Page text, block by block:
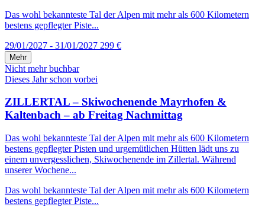
Das wohl bekannteste Tal der Alpen mit mehr als 600 Kilometern
bestens gepflegter Piste...
29/01/2027 - 31/01/2027 299 €
Mehr
Nicht mehr buchbar
Dieses Jahr schon vorbei
ZILLERTAL – Skiwochenende Mayrhofen &
Kaltenbach – ab Freitag Nachmittag
Das wohl bekannteste Tal der Alpen mit mehr als 600 Kilometern
bestens gepflegter Pisten und urgemütlichen Hütten lädt uns zu
einem unvergesslichen, Skiwochenende im Zillertal. Während
unserer Wochene...
Das wohl bekannteste Tal der Alpen mit mehr als 600 Kilometern
bestens gepflegter Piste...